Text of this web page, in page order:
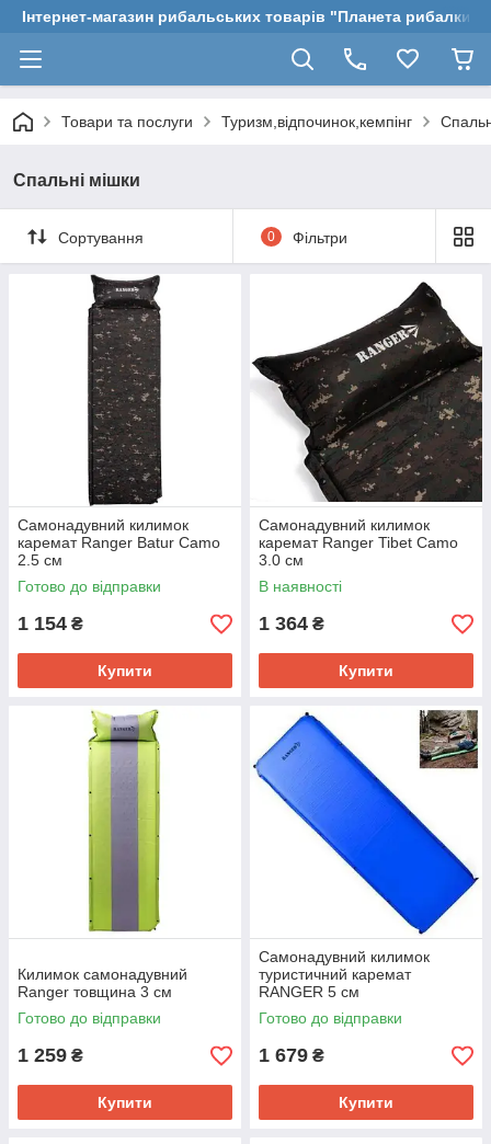
Інтернет-магазин рибальських товарів "Планета рибалки"
Товари та послуги Туризм,відпочинок,кемпінг
Спальні мішки
Сортування 0 Фільтри
Самонадувний килимок
каремат Ranger Batur Camo
2.5 см
Готово до відправки
1 154 ₴
Купити
Самонадувний килимок
каремат Ranger Tibet Camo
3.0 см
В наявності
1 364 ₴
Купити
Килимок самонадувний
Ranger товщина 3 см
Готово до відправки
1 259 ₴
Купити
Самонадувний килимок
туристичний каремат
RANGER 5 см
Готово до відправки
1 679 ₴
Купити